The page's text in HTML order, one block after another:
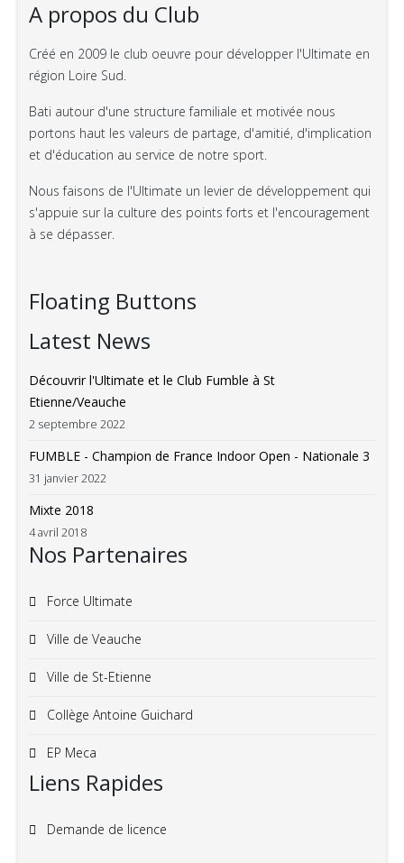
A propos du Club
Créé en 2009 le club oeuvre pour développer l'Ultimate en
région Loire Sud.
Bati autour d'une structure familiale et motivée nous
portons haut les valeurs de partage, d'amitié, d'implication
et d'éducation au service de notre sport.
Nous faisons de l'Ultimate un levier de développement qui
s'appuie sur la culture des points forts et l'encouragement
à se dépasser.
Floating Buttons
Latest News
Découvrir l'Ultimate et le Club Fumble à St
Etienne/Veauche
2 septembre 2022
FUMBLE - Champion de France Indoor Open - Nationale 3
31 janvier 2022
Mixte 2018
4 avril 2018
Nos Partenaires
Force Ultimate
Ville de Veauche
Ville de St-Etienne
Collège Antoine Guichard
EP Meca
Liens Rapides
Demande de licence